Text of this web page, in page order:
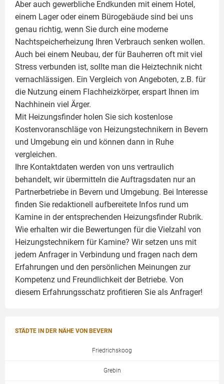
Aber auch gewerbliche Endkunden mit einem Hotel,
einem Lager oder einem Bürogebäude sind bei uns
genau richtig, wenn Sie durch eine moderne
Nachtspeicherheizung Ihren Verbrauch senken wollen.
Auch bei einem Neubau, der für Bauherren oft mit viel
Stress verbunden ist, sollte man die Heiztechnik nicht
vernachlässigen. Ein Vergleich von Angeboten, z.B. für
die Nutzung einem Flachheizkörper, erspart Ihnen im
Nachhinein viel Ärger.
Mit Heizungsfinder holen Sie sich kostenlose
Kostenvoranschläge von Heizungstechnikern in Bevern
und Umgebung ein und können dann in Ruhe
vergleichen.
Ihre Kontaktdaten werden von uns vertraulich
behandelt, wir übermitteln die Auftragsdaten nur an
Partnerbetriebe in Bevern und Umgebung. Bei Interesse
finden Sie redaktionell aufbereitete Infos rund um
Kamine in der entsprechenden Heizungsfinder Rubrik.
Wie erhalten wir die Bewertungen für die Vielzahl von
Heizungstechnikern für Kamine? Wir setzen uns mit
jedem Anfrager in Verbindung und fragen nach dem
Erfahrungen und den persönlichen Meinungen zur
Kompetenz und Freundlichkeit der Betriebe. Von
diesem Erfahrungsschatz profitieren Sie als Anfrager!
STÄDTE IN DER NÄHE VON BEVERN
Friedrichskoog
Grebin